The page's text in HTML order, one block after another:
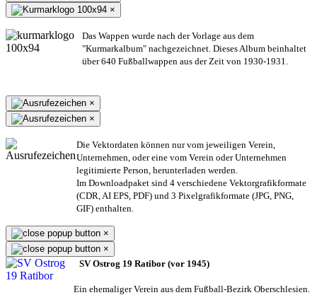
×
Das Wappen wurde nach der Vorlage aus dem
"Kurmarkalbum" nachgezeichnet. Dieses Album beinhaltet
über 640 Fußballwappen aus der Zeit von 1930-1931.
×
×
Die Vektordaten können nur vom jeweiligen Verein,
Unternehmen, oder eine vom Verein oder Unternehmen
legitimierte Person, herunterladen werden.
Im Downloadpaket sind 4 verschiedene Vektorgrafikformate
(CDR, AI EPS, PDF) und 3 Pixelgrafikformate (JPG, PNG,
GIF) enthalten.
×
×
SV Ostrog 19 Ratibor (vor 1945)
Ein ehemaliger Verein aus dem Fußball-Bezirk Oberschlesien.